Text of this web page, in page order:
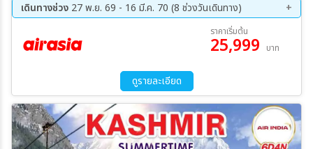
ล่องเรือแม่น้ำคงคา • ชมพิธีคงคาอารตี • วัดไทย
เดินทางช่วง 27 พ.ย. 69 - 16 มี.ค. 70 (8 ช่วงวันเดินทาง)
04 ธ.ค. 69 - 08 ธ.ค. 69
18 ธ.ค. 69 - 22 ธ.ค. 69
15 ม.ค. 70 - 19 ม.ค. 70
19 ก.พ. 70 - 23 ก.พ. 70
12 มี.ค. 70 - 16 มี.ค. 70
ราคาเริ่มต้น
25,999 บาท
ดูรายละเอียด